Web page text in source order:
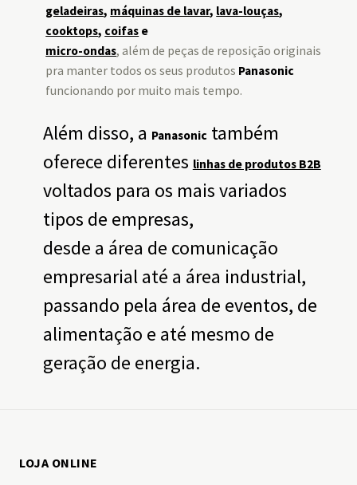
geladeiras, máquinas de lavar, lava-louças,
cooktops, coifas e
micro-ondas, além de peças de reposição originais
pra manter todos os seus produtos Panasonic
funcionando por muito mais tempo.
Além disso, a Panasonic também
oferece diferentes linhas de produtos B2B
voltados para os mais variados
tipos de empresas,
desde a área de comunicação
empresarial até a área industrial,
passando pela área de eventos, de
alimentação e até mesmo de
geração de energia.
LOJA ONLINE